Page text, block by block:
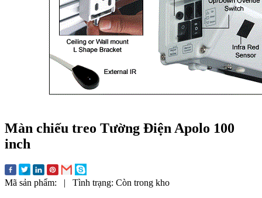
Màn chiếu treo Tường Điện Apolo 100
inch
Mã sản phẩm: | Tình trạng: Còn trong kho